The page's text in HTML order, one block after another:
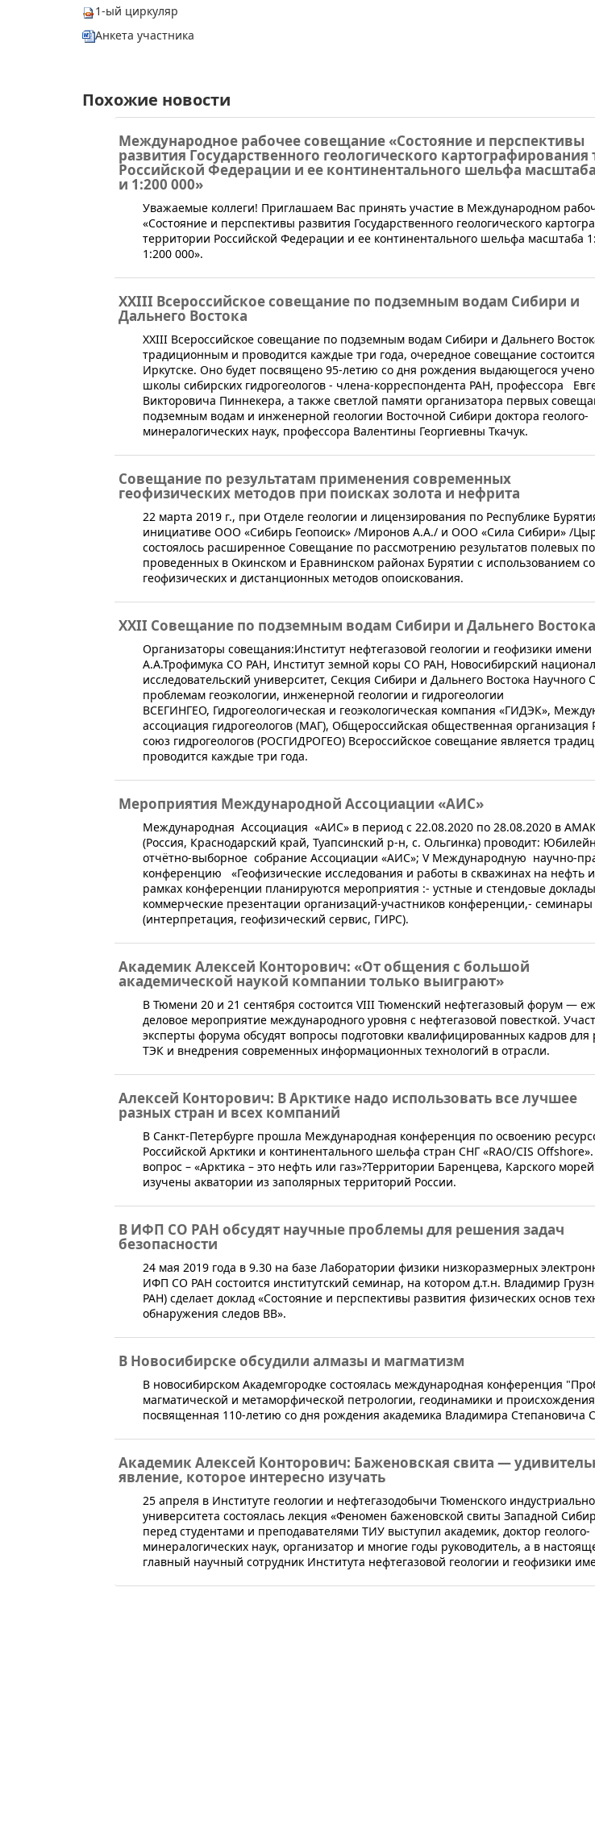
1-ый циркуляр
Анкета участника​
Похожие новости
Международное рабочее совещание «Состояние и перспективы
развития Государственного геологического
Российской Федерации и ее континентального шельфа масштаба
и 1:200 000»
​Уважаемые коллеги! Приглашаем Вас принять участие в Международном
«Состояние и перспективы развития Государственного геологического
территории Российской Федерации и ее континентального шельфа масштаба
1:200 000».
XXIII Всероссийское совещание по подземным водам Сибири и
Дальнего Востока
​XXIII Всероссийское совещание по подземным водам Сибири и Дальнего
традиционным и проводится каждые три года, очередное совещание состоится
Иркутске. Оно будет посвящено 95-летию со дня рождения выдающегося
школы сибирских гидрогеологов - члена-корреспондента РАН, профессора
Викторовича Пиннекера, а также светлой памяти организатора первых
подземным водам и инженерной геологии Восточной Сибири доктора геолого-
минералогических наук, профессора Валентины Георгиевны Ткачук.
Совещание по результатам применения современных
геофизических методов при поисках золота и нефрита
​22 марта 2019 г., при Отделе геологии и лицензирования по Республике
инициативе ООО «Сибирь Геопоиск» /Миронов А.А./ и ООО «Сила Сибири» /
состоялось расширенное Совещание по рассмотрению результатов полевых
проведенных в Окинском и Еравнинском районах Бурятии с использованием
геофизических и дистанционных методов опоискования.
XXII Совещание по подземным водам Сибири и Дальнего Востока
​​​​Организаторы совещания:Институт нефтегазовой геологии и геофизики имени
А.А.Трофимука СО РАН, ​Институт земной коры СО РАН, Новосибирский
исследовательский университет, Секция Сибири и Дальнего Востока Научного
проблемам геоэкологии, инженерной геологии и гидрогеологии
ВСЕГИНГЕО, Гидрогеологическая и геоэкологическая компания «ГИДЭК»,
ассоциация гидрогеологов (МАГ), Общероссийская общественная организация
союз гидрогеологов (РОСГИДРОГЕО) Всероссийское совещание является
проводится каждые три года.
Мероприятия Международной Ассоциации «АИС»
​Международная Ассоциация «АИС» в период с 22.08.2020 по 28.08.2020 в
(Россия, Краснодарский край, Туапсинский р-н, с. Ольгинка) проводит:
отчётно-выборное собрание Ассоциации «АИС»; V Международную научно-
конференцию ​​ «Геофизические исследования и работы в скважинах на нефть и
рамках конференции планируются мероприятия :- устные и стендовые
коммерческие презентации организаций-участников конференции,-
(интерпретация, геофизический сервис, ГИРС).
Академик Алексей Конторович: «От общения с большой
академической наукой компании только выиграют»
​В Тюмени 20 и 21 сентября состоится VIII Тюменский нефтегазовый форум —
деловое мероприятие международного уровня с нефтегазовой повесткой.
эксперты форума обсудят вопросы подготовки квалифицированных кадров для
ТЭК и внедрения современных информационных технологий в отрасли.
Алексей Конторович: В Арктике надо использовать все лучшее
разных стран и всех компаний
В Санкт-Петербурге прошла Международная конференция по освоению
Российской Арктики и континентального шельфа стран СНГ «RAO/CIS
вопрос – «Арктика – это нефть или газ»?Территории Баренцева, Карского
изучены акватории из заполярных территорий России.
В ИФП СО РАН обсудят научные проблемы для решения задач
безопасности
​24 мая 2019 года в 9.30 на базе Лаборатории физики низкоразмерных
ИФП СО РАН состоится институтский семинар, на котором д.т.н. Владимир
РАН) сделает доклад «Состояние и перспективы развития физических основ
обнаружения следов ВВ».
В Новосибирске обсудили алмазы и магматизм
​В новосибирском Академгородке состоялась международная конференция
магматической и метаморфической петрологии, геодинамики и
посвященная 110-летию со дня рождения академика Владимира Степановича
Академик Алексей Конторович: Баженовская свита —
явление, которое интересно изучать
25 апреля в Институте геологии и нефтегазодобычи Тюменского
университета состоялась лекция «Феномен баженовской свиты Западной
перед студентами и преподавателями ТИУ выступил академик, доктор геолого-
минералогических наук, организатор и многие годы руководитель, а в
главный научный сотрудник Института нефтегазовой геологии и геофизики